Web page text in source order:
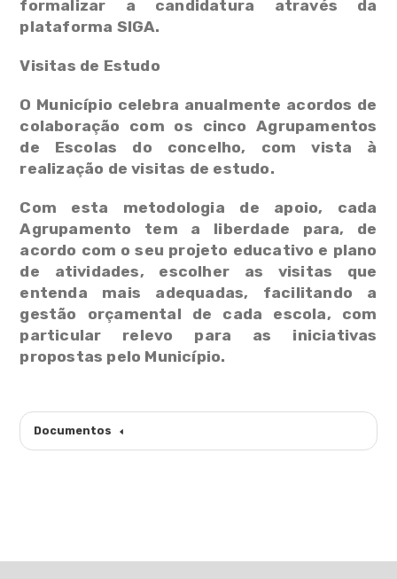
formalizar a candidatura através da
plataforma SIGA.
Visitas de Estudo
O Município celebra anualmente acordos de
colaboração com os cinco Agrupamentos
de Escolas do concelho, com vista à
realização de visitas de estudo.
Com esta metodologia de apoio, cada
Agrupamento tem a liberdade para, de
acordo com o seu projeto educativo e plano
de atividades, escolher as visitas que
entenda mais adequadas, facilitando a
gestão orçamental de cada escola, com
particular relevo para as iniciativas
propostas pelo Município.
Documentos